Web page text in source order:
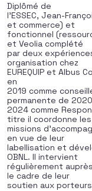
Diplômé de
l’ESSEC, Jean-
et commerce) et
fonctionnel
et Veolia complété
par deux
organisation chez
EUREQUIP et Albus
en
2019 comme
permanente de
2024 comme
titre il coordonne les
missions
en vue de leur
labellisation et
OBNL. Il intervient
régulièrement
le cadre de leur
soutien aux